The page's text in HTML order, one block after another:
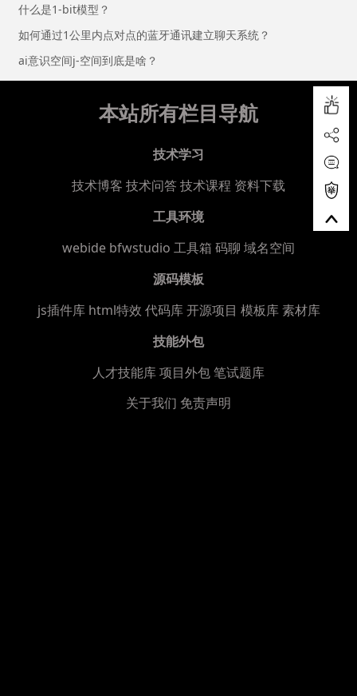
什么是1-bit模型？
如何通过1公里内点对点的蓝牙通讯建立聊天系统？
ai意识空间j-空间到底是啥？
本站所有栏目导航
技术学习
技术博客 技术问答技术课程 资料下载
工具环境
webide bfwstudio 工具箱 码聊 域名空间
源码模板
js插件库 html特效 代码库 开源项目 模板库 素材库
技能外包
人才技能库项目外包笔试题库
关于我们 免责声明